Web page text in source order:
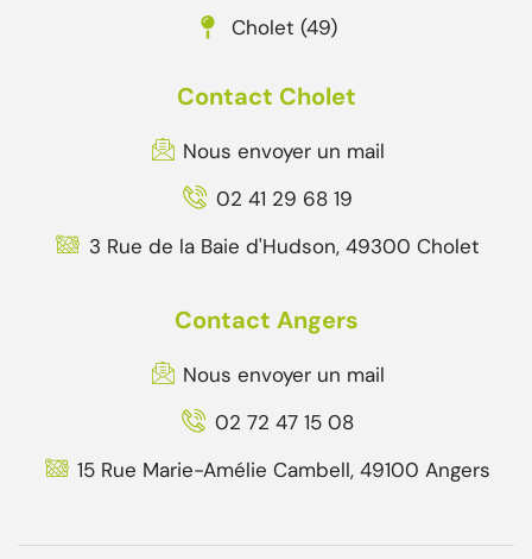
Cholet (49)
Contact Cholet
Nous envoyer un mail
02 41 29 68 19
3 Rue de la Baie d'Hudson, 49300 Cholet
Contact Angers
Nous envoyer un mail
02 72 47 15 08
15 Rue Marie-Amélie Cambell, 49100 Angers